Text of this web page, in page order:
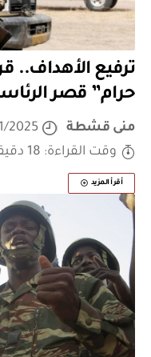
ترفيع الأهداف..
حرام” قصر
منى قشطة
2025
وقت القراءة: 18 دقيقة
أقرأ المزيد